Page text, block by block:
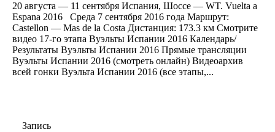
20 августа — 11 сентября Испания, Шоссе — WT. Vuelta a
Espana 2016 Среда 7 сентября 2016 года Маршрут:
Castellon — Mas de la Costa Дистанция: 173.3 км Смотрите
видео 17-го этапа Вуэльты Испании 2016 Календарь/
Результаты Вуэльты Испании 2016 Прямые трансляции
Вуэльты Испании 2016 (смотреть онлайн) Видеоархив
всей гонки Вуэльта Испании 2016 (все этапы,...
Запись